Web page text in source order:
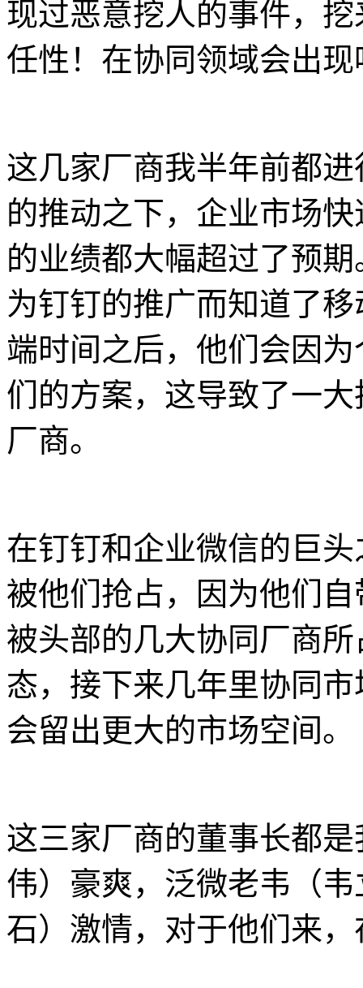
现过恶意挖人的事件，
任性！在协同领域会出现
这几家厂商我半年前都
的推动之下，企业市场
的业绩都大幅超过了预
为钉钉的推广而知道了
端时间之后，他们会因
们的方案，这导致了一
厂商。
在钉钉和企业微信的巨
被他们抢占，因为他们
被头部的几大协同厂商
态，接下来几年里协同
会留出更大的市场空间。
这三家厂商的董事长都
伟）豪爽，泛微老韦（
石）激情，对于他们来